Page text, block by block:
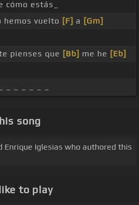
cómo estás_
hemos vuelto [F] a [Gm]
pienses que [Bb] me he [Eb]
song
Enrique Iglesias who authored this
to play